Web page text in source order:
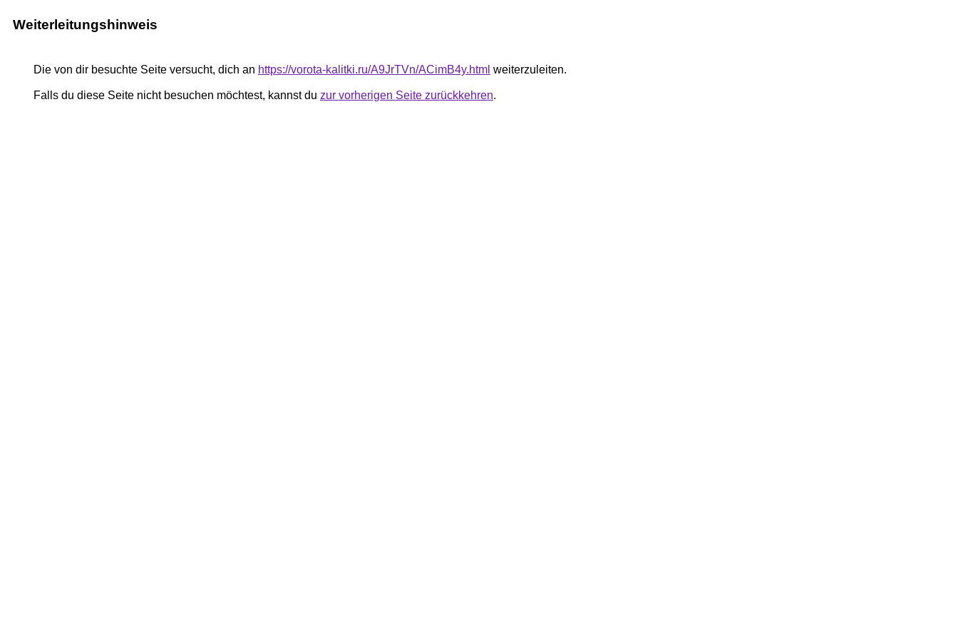
Weiterleitungshinweis
Die von dir besuchte Seite versucht, dich an https://vorota-kalitki.ru/A9JrTVn/ACimB4y.html weiterzuleiten.
Falls du diese Seite nicht besuchen möchtest, kannst du zur vorherigen Seite zurückkehren.